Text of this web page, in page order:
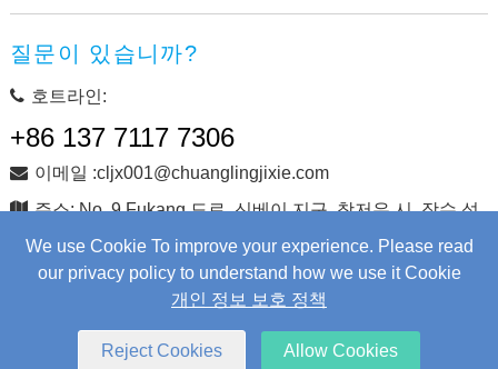
We use Cookie To improve your experience. Please read
our privacy policy to understand how we use it Cookie
개인 정보 보호 정책
Reject Cookies Allow Cookies
질문이 있습니까?
호트라인:
+86 137 7117 7306
이메일 :cljx001@chuanglingjixie.com
주소: No. 9 Fukang 도로, 신베이 지구, 창저우 시, 장수 성,
중국
유.
Web Developmentby Wangke
사이트지도